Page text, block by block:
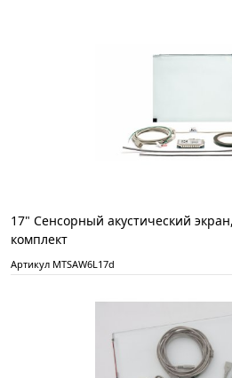
17" Сенсорный акустический
комплект
Артикул MTSAW6L17d